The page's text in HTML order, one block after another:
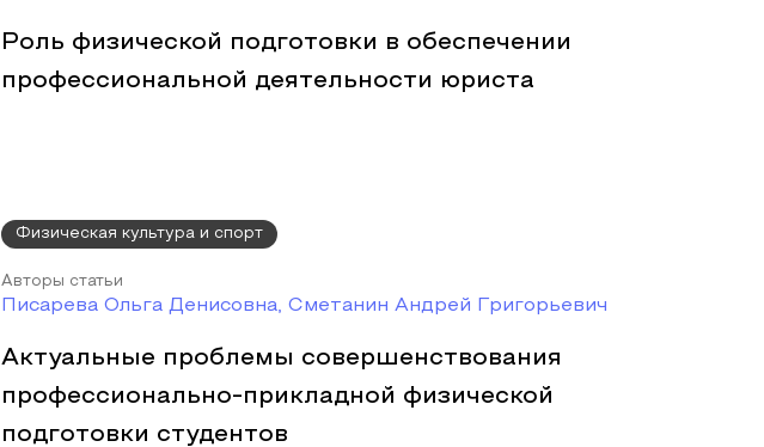
Роль физической подготовки в обеспечении
профессиональной деятельности юриста
Физическая культура и спорт
Авторы статьи
Писарева Ольга Денисовна, Сметанин Андрей Григорьевич
Актуальные проблемы совершенствования
профессионально-прикладной физической
подготовки студентов